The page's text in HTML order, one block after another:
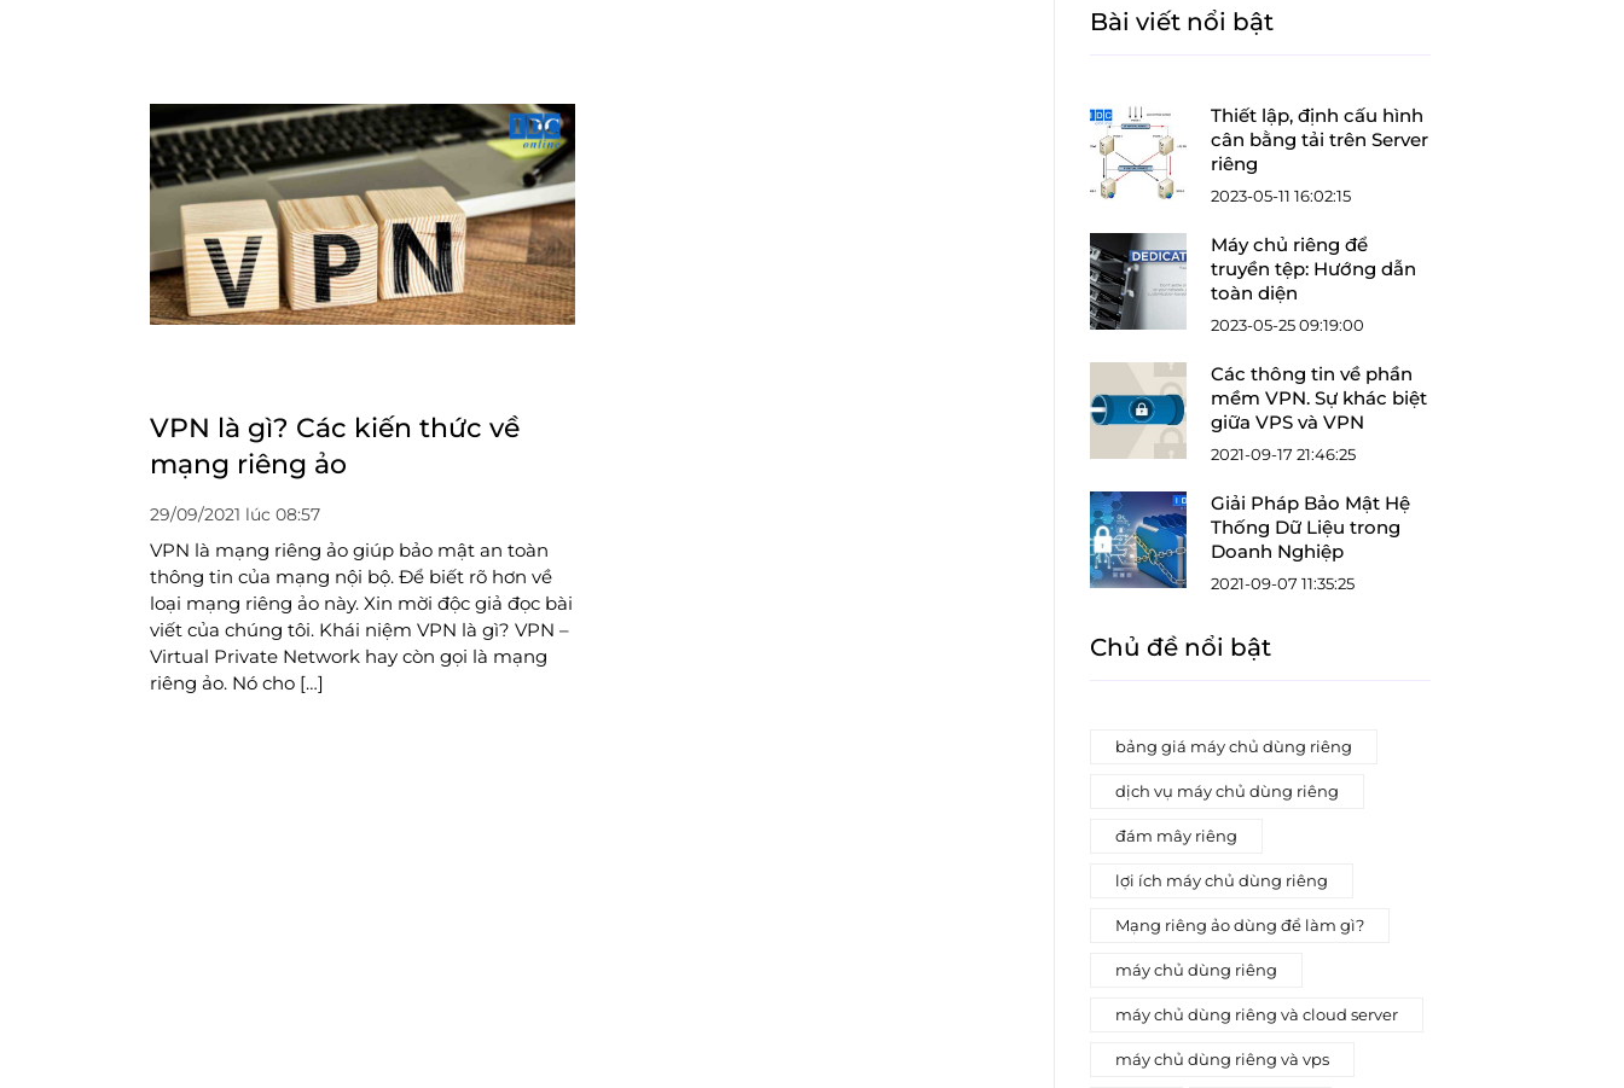
VPN là gì? Các kiến thức về
mạng riêng ảo
29/09/2021 lúc 08:57
VPN là mạng riêng ảo giúp bảo mật an toàn
thông tin của mạng nội bộ. Để biết rõ hơn về
loại mạng riêng ảo này. Xin mời độc giả đọc bài
viết của chúng tôi. Khái niệm VPN là gì? VPN –
Virtual Private Network hay còn gọi là mạng
riêng ảo. Nó cho […]
Bài viết nổi bật
Thiết lập, định cấu hình
cân bằng tải trên Server
riêng
2023-05-11 16:02:15
Máy chủ riêng để
truyền tệp: Hướng dẫn
toàn diện
2023-05-25 09:19:00
Các thông tin về phần
mềm VPN. Sự khác biệt
giữa VPS và VPN
2021-09-17 21:46:25
Giải Pháp Bảo Mật Hệ
Thống Dữ Liệu trong
Doanh Nghiệp
2021-09-07 11:35:25
Chủ đề nổi bật
bảng giá máy chủ dùng riêng
dịch vụ máy chủ dùng riêng
đám mây riêng
lợi ích máy chủ dùng riêng
Mạng riêng ảo dùng để làm gì?
máy chủ dùng riêng
máy chủ dùng riêng và cloud server
máy chủ dùng riêng và vps